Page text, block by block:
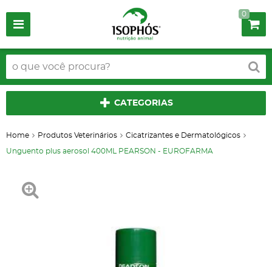
0
CATEGORIAS
Home Produtos Veterinários Cicatrizantes e Dermatológicos
Unguento plus aerosol 400ML PEARSON - EUROFARMA